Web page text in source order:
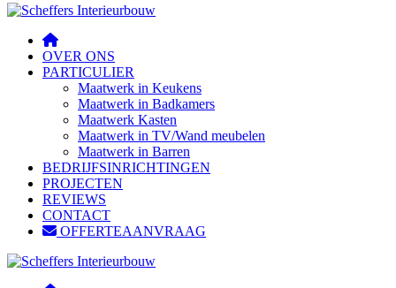
OVER ONS
PARTICULIER
Maatwerk in Keukens
Maatwerk in Badkamers
Maatwerk Kasten
Maatwerk in TV/Wand meubelen
Maatwerk in Barren
BEDRIJFSINRICHTINGEN
PROJECTEN
REVIEWS
CONTACT
OFFERTEAANVRAAG